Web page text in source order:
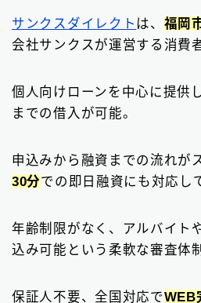
サンクスダイレクト は、 福岡
会社サンクスが運営する消費
個人向けローンを中心に提供
までの借入が可能。
申込みから融資までの流れが
30分での即日融資にも対応し
年齢制限がなく、アルバイト
込み可能という柔軟な審査体
保証人不要、全国対応でWEB